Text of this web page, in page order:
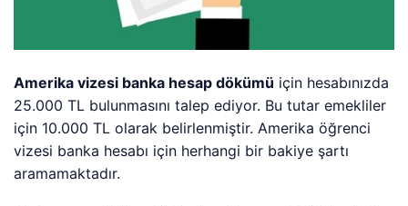
Amerika vizesi banka hesap dökümü için hesabınızda
25.000 TL bulunmasını talep ediyor. Bu tutar emekliler
için 10.000 TL olarak belirlenmiştir. Amerika öğrenci
vizesi banka hesabı için herhangi bir bakiye şartı
aramamaktadır.